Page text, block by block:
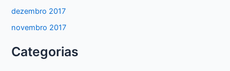
dezembro 2017
novembro 2017
Categorias